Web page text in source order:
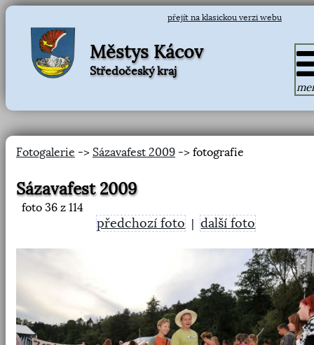
přejít na klasickou verzi webu
Městys Kácov
Středočeský kraj
Fotogalerie -> Sázavafest 2009 -> fotografie
Sázavafest 2009
foto 36 z 114
předchozí foto |další foto